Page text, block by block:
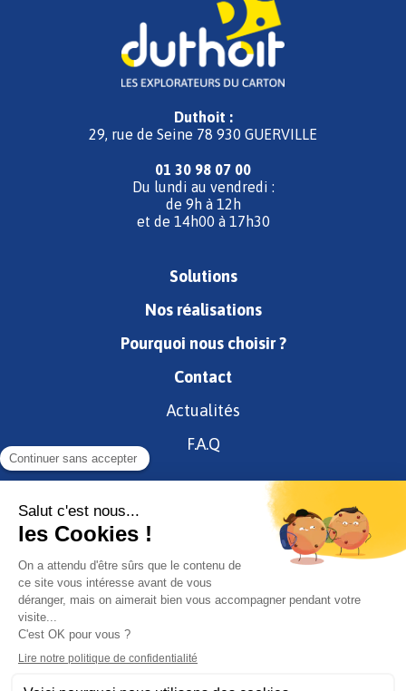
Duthoit :
29, rue de Seine 78 930 GUERVILLE
01 30 98 07 00
Du lundi au vendredi :
de 9h à 12h
et de 14h00 à 17h30
Solutions
Nos réalisations
Pourquoi nous choisir ?
Contact
Actualités
F.A.Q
Restons en contact !
Conditions générales d’utilisation